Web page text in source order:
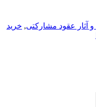
و آثار عقود مشارکتی, خرید